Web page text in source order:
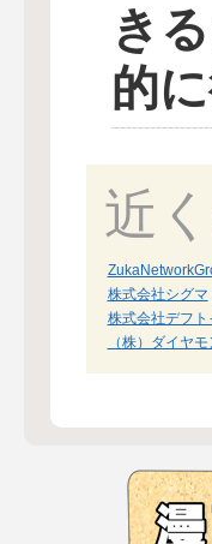
き
的
近
株式会社シグマ
株式会社デフ
（株）ダイヤ